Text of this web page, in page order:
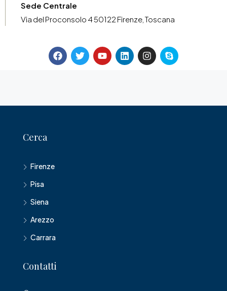
Sede Centrale
Via del Proconsolo 4 50122 Firenze, Toscana
Cerca
Firenze
Pisa
Siena
Arezzo
Carrara
Contatti